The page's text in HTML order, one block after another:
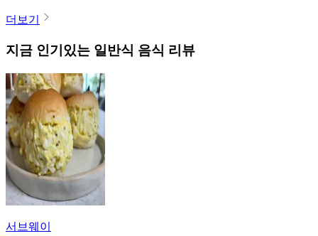
더보기
지금 인기있는 일반식 음식 리뷰
서브웨이